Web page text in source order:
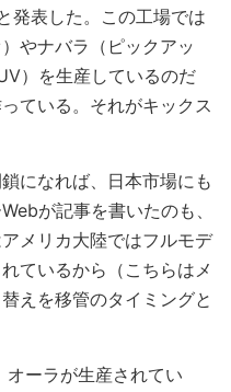
発表した。この工場では
やナバラ（ピックアッ
）を生産しているのだ
ている。それがキックス
になれば、日本市場にも
が記事を書いたのも、
メリカ大陸ではフルモデ
ているから（こちらはメ
えを移管のタイミングと
ーラが生産されてい